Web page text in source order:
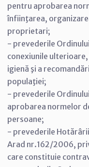
pentru aprobarea
înfiinţarea,
proprietari;
- prevederile
conexiunile
igienă şi a
populaţiei;
- prevederile
aprobarea normelor
persoane;
- prevederile Hotărârii
Arad nr.162/2006,
care constituie